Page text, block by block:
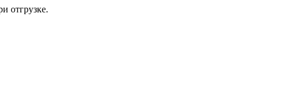
отгрузке.